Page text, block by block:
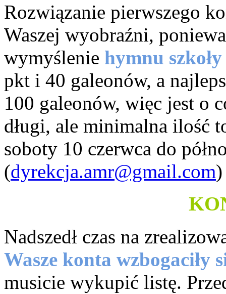
Rozwiązanie pierwszego
Waszej wyobraźni,
wymyślenie hymnu
pkt i 40 galeonów, a
100 galeonów, więc jest o
długi, ale minimalna ilość
soboty 10 czerwca do
(dyrekcja.amr@gmail.com)
Nadszedł czas na
Wasze konta wzbogaciły
musicie wykupić listę.